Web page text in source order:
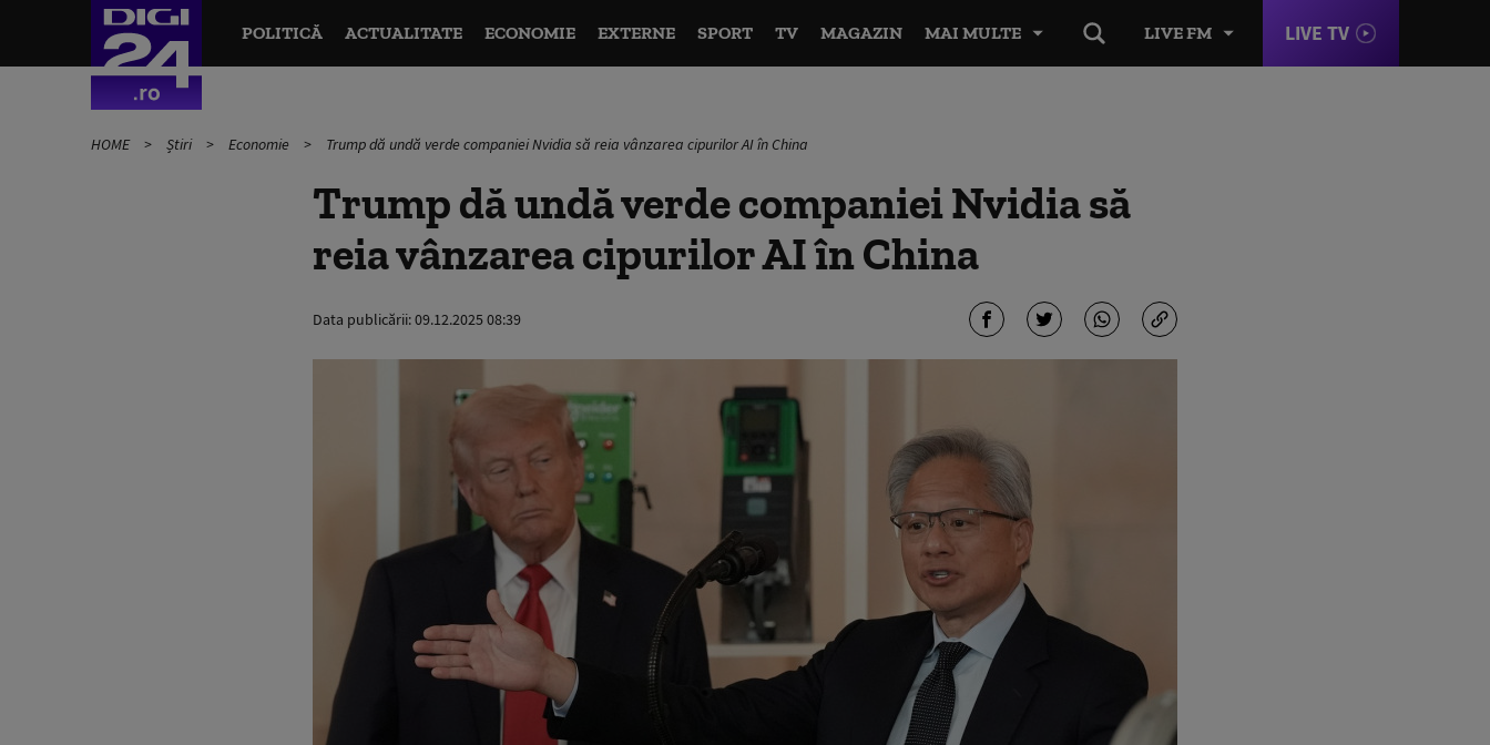
LIVE FM LIVE TV
POLITICĂ ACTUALITATE ECONOMIE EXTERNE SPORT TV MAGAZIN MAI MULTE
HOME Știri Economie Trump dă undă verde companiei Nvidia să reia vânzarea cipurilor AI în China
Trump dă undă verde companiei Nvidia să
reia vânzarea cipurilor AI în China
Data publicării:09.12.2025 08:39